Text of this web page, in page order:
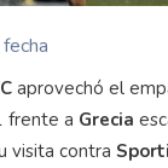
aprovechó el
frente a Grecia
visita contra